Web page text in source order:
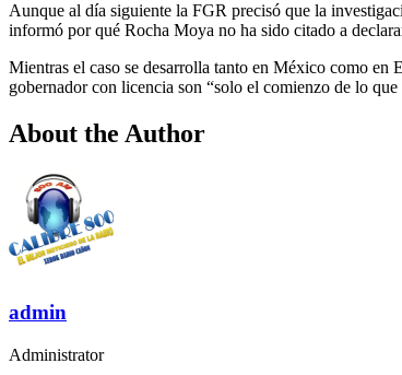
Aunque al día siguiente la FGR precisó que la
informó por qué Rocha Moya no ha sido citado a
Mientras el caso se desarrolla tanto en México como en
gobernador con licencia son “solo el comienzo de lo
About the Author
admin
Administrator